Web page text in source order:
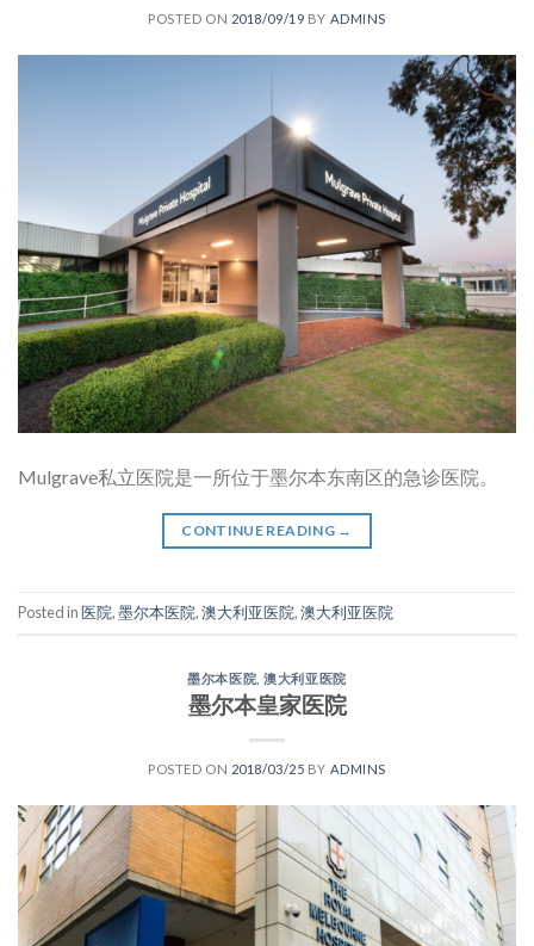
POSTED ON 2018/09/19 BY ADMINS
Mulgrave私立医院是一所位于墨尔本东南区的急诊医院。
CONTINUE READING →
Posted in医院,墨尔本医院,澳大利亚医院,澳大利亚医院
墨尔本医院 ,澳大利亚医院
墨尔本皇家医院
POSTED ON 2018/03/25 BY ADMINS